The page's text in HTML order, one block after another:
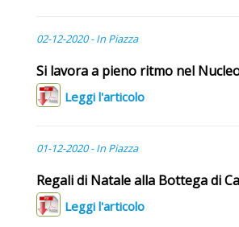
02-12-2020 - In Piazza
Si lavora a pieno ritmo nel
Leggi l'articolo
01-12-2020 - In Piazza
Regali di Natale alla Bottega di
Leggi l'articolo